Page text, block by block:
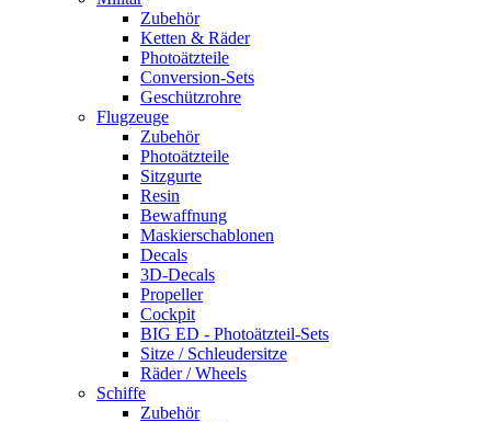
Zubehör
Ketten & Räder
Photoätzteile
Conversion-Sets
Geschützrohre
Flugzeuge
Zubehör
Photoätzteile
Sitzgurte
Resin
Bewaffnung
Maskierschablonen
Decals
3D-Decals
Propeller
Cockpit
BIG ED - Photoätzteil-Sets
Sitze / Schleudersitze
Räder / Wheels
Schiffe
Zubehör